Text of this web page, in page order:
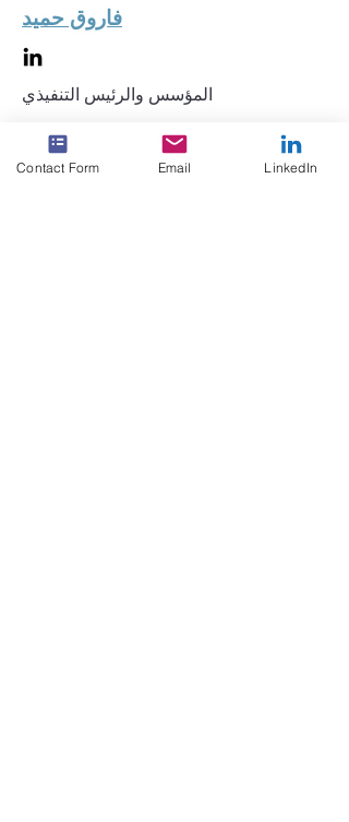
فاروق حميد
المؤسس والرئيس التنفيذي
Contact Form Email LinkedIn